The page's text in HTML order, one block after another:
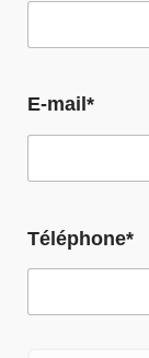
E-mail*
Téléphone*